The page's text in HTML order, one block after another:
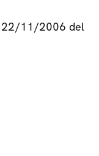
22/11/2006 del